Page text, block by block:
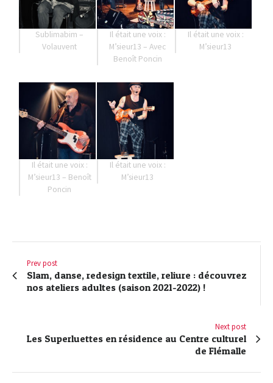
Sublimabim –
Volauvent
Il était une voix :
M’sieur13 – Avec
Benoît Poncin
Il était une voix :
M’sieur13
Il était une voix :
M’sieur13 – Benoît
Poncin
Il était une voix :
M’sieur13
Prev post
Slam, danse, redesign textile, reliure : découvrez
nos ateliers adultes (saison 2021-2022) !
Next post
Les Superluettes en résidence au Centre culturel
de Flémalle